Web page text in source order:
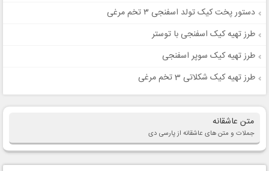
دستور پخت کیک تولد اسفنجی ۳ تخم مرغی
طرز تهیه کیک اسفنجی با توستر
طرز تهیه کیک سوپر اسفنجی
طرز تهیه کیک شکلاتی 3 تخم مرغی
متن عاشقانه
جملات و متن های عاشقانه از پارسی دی